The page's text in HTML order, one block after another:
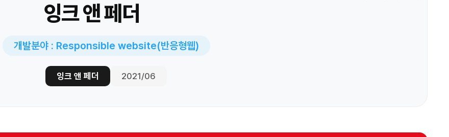
잉크 앤 페더
개발분야 : Responsible website(반응형웹)
잉크 앤 페더 2021/06